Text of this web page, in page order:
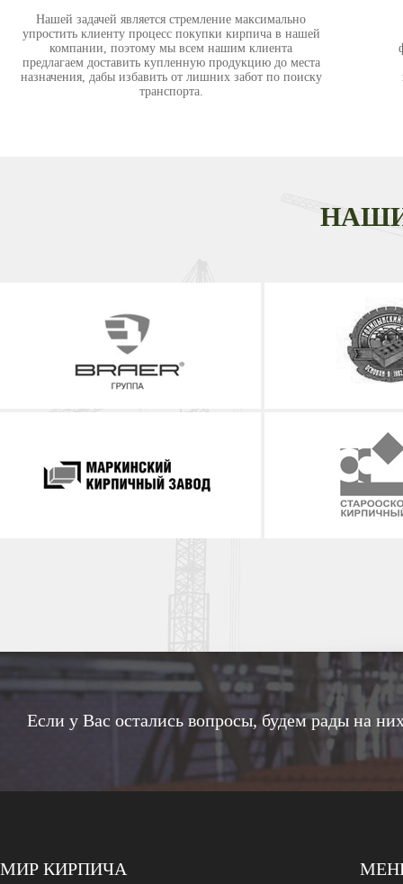
Нашей задачей является стремление максимально
упростить клиенту процесс покупки кирпича в нашей
компании, поэтому мы всем нашим клиента
предлагаем доставить купленную продукцию до места
назначения, дабы избавить от лишних забот по поиску
транспорта.
Если у Вас остались вопросы, будем рады на
МИР КИРПИЧА